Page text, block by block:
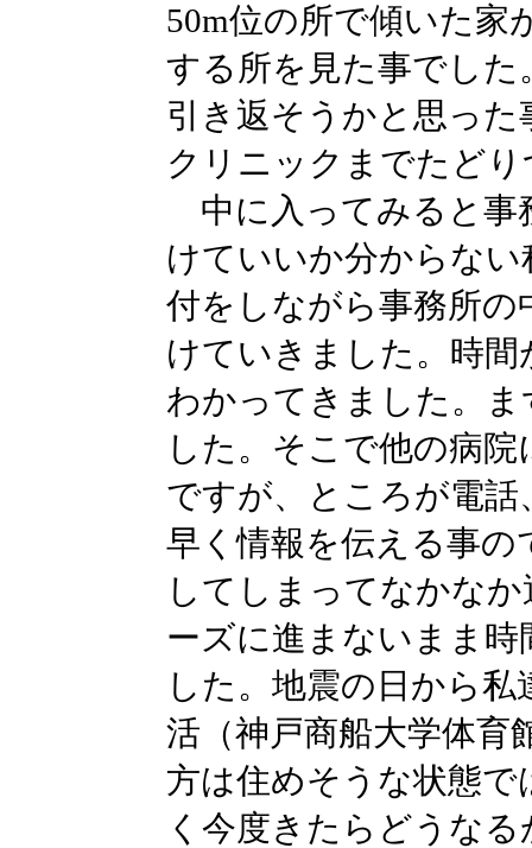
50m位の所で傾いた家
する所を見た事でし
引き返そうかと思っ
クリニックまでたど
中に入ってみると事
けていいか分からな
付をしながら事務所の
けていきました。時
わかってきました。
した。そこで他の病
ですが、ところが電
早く情報を伝える事
してしまってなかな
ーズに進まないまま
した。地震の日から
活（神戸商船大学体育
方は住めそうな状態
く今度きたらどうな